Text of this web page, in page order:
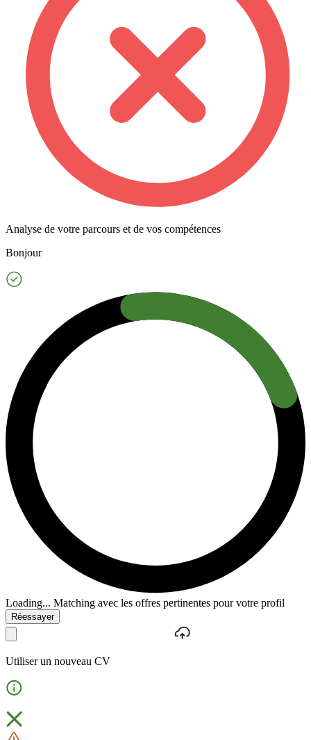
Analyse de votre parcours et de vos compétences
Bonjour
Loading... Matching avec les offres pertinentes pour votre profil
Réessayer
Utiliser un nouveau CV